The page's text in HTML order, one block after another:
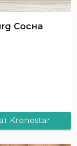
Сосна
Kronostar